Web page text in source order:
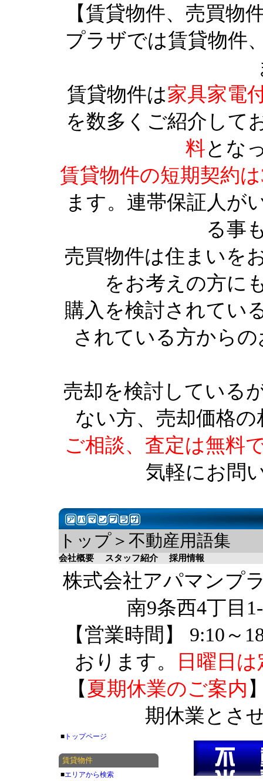
【賃貸物件、売買物
プラザでは賃貸物件
賃貸物件は家具家電
を数多くご紹介して
料とな
賃貸物件の短期契約
ます。連帯保証人が
る事
売買物件は住まいを
をお考えの方に
購入を検討されてい
されている方から
売却を検討している
ない方、売却価格
ご相談、査定は無料
気軽にお問
トップ＞不動産用語集
会社概要 スタッフ紹介 採用情報
株式会社アパマンプ
南9条西4丁目
【営業時間】 9:10～
おります。
日曜日
【 夏期休業のご案内
期休業とさ
■ トップページ
賃貸物件
■エリアから検索